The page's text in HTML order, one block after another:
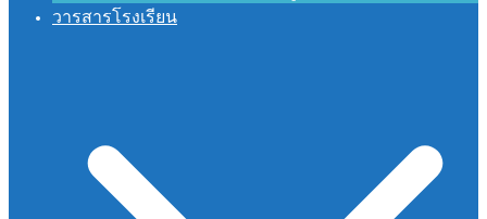
วารสารโรงเรียน